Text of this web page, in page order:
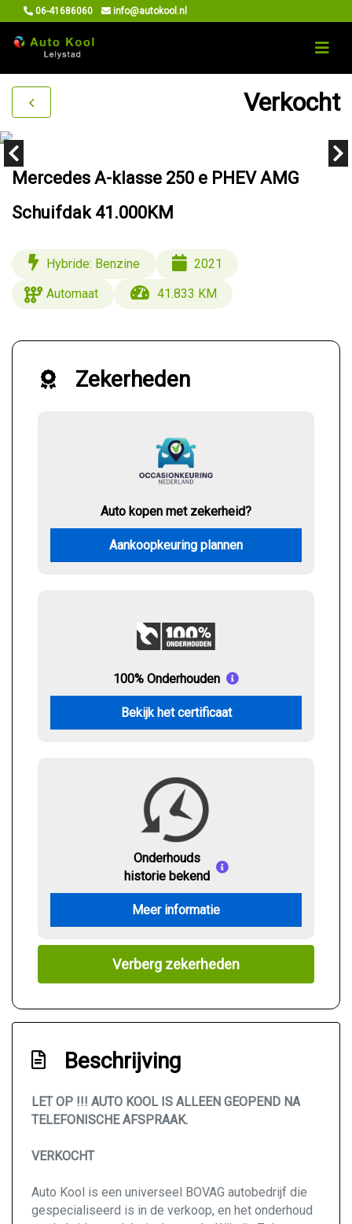
06-41686060 info@autokool.nl
Verkocht
Mercedes A-klasse 250 e PHEV AMG
Schuifdak 41.000KM
Hybride: Benzine
2021
Automaat
41.833 KM
Zekerheden
Auto kopen met zekerheid?
Aankoopkeuring plannen
100% Onderhouden
Bekijk het certificaat
Onderhouds
historie bekend
Meer informatie
Verberg zekerheden
Beschrijving
LET OP !!! AUTO KOOL IS ALLEEN GEOPEND NA
TELEFONISCHE AFSPRAAK.
VERKOCHT
Auto Kool is een universeel BOVAG autobedrijf die
gespecialiseerd is in de verkoop, en het onderhoud